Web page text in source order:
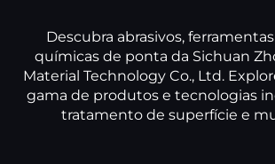
Descubra abrasivos,
químicas de ponta da Sichuan
Material Technology Co., Ltd.
gama de produtos e tecnologias
tratamento de superfície e